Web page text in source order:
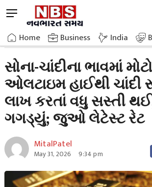
to
content
M
n
u
u
t
o
Home Business India
Home»Breaking News»Big Bang In The
સોના-ચાંદીના ભાવમાં
ઓલટાઇમ હાઈથી ચાંદી
લાખ કરતાં વધુ સસ્તી
ગગડ્યું; જુઓ લેટેસ્ટ રેટ
MitalPatel
May 31, 2026 9:34 pm